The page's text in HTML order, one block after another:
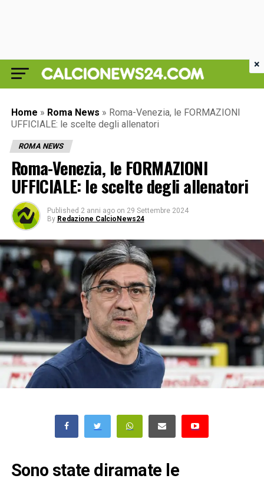
Home » Roma News » Roma-Venezia, le FORMAZIONI
UFFICIALE: le scelte degli allenatori
ROMA NEWS
Roma-Venezia, le FORMAZIONI
UFFICIALE: le scelte degli allenatori
Published 2 anni ago on 29 Settembre 2024
By Redazione CalcioNews24
Sono state diramate le
×